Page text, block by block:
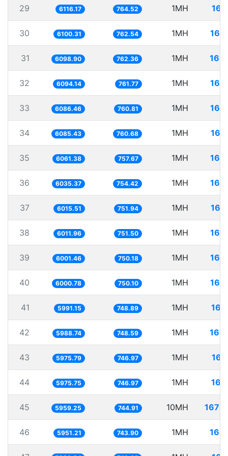
29 6116.17 764.52 1MH
30 6100.31 762.54 1MH
31 6098.90 762.36 1MH
32 6094.14 761.77 1MH
33 6086.46 760.81 1MH
34 6085.43 760.68 1MH
35 6061.38 757.67 1MH
36 6035.37 754.42 1MH
37 6015.51 751.94 1MH
38 6011.96 751.50 1MH
39 6001.46 750.18 1MH
40 6000.78 750.10 1MH
41 5991.15 748.89 1MH
42 5988.74 748.59 1MH
43 5975.79 746.97 1MH
44 5975.75 746.97 1MH
45 5959.25 744.91 10MH
46 5951.21 743.90 1MH